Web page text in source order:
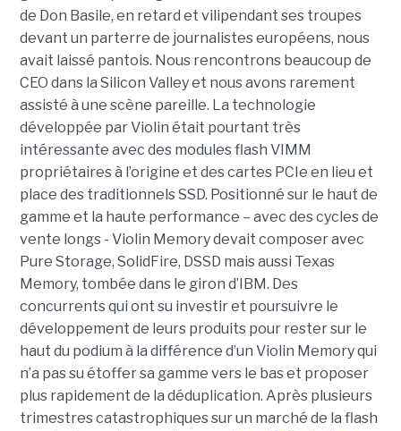
de Don Basile, en retard et vilipendant ses troupes
devant un parterre de journalistes européens, nous
avait laissé pantois. Nous rencontrons beaucoup de
CEO dans la Silicon Valley et nous avons rarement
assisté à une scène pareille. La technologie
développée par Violin était pourtant très
intéressante avec des modules flash VIMM
propriétaires à l’origine et des cartes PCIe en lieu et
place des traditionnels SSD. Positionné sur le haut de
gamme et la haute performance – avec des cycles de
vente longs - Violin Memory devait composer avec
Pure Storage, SolidFire, DSSD mais aussi Texas
Memory, tombée dans le giron d’IBM. Des
concurrents qui ont su investir et poursuivre le
développement de leurs produits pour rester sur le
haut du podium à la différence d’un Violin Memory qui
n’a pas su étoffer sa gamme vers le bas et proposer
plus rapidement de la déduplication. Après plusieurs
trimestres catastrophiques sur un marché de la flash